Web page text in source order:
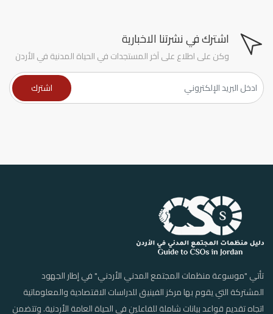
اشترك في نشرتنا الاخبارية
وكن على اطلاع على آخر المستجدات في الحياة المدنية في الأردن
تأتي "موسوعة منظمات المجتمع المدني الأردني" في إطار الجهود
المشتركة التي يقوم بها مركز الفينيق للدراسات الاقتصادية والمعلوماتية
اتجاه تقديم قواعد بيانات شاملة للفاعلين في الحياة العامة الأردنية. وتتضمن